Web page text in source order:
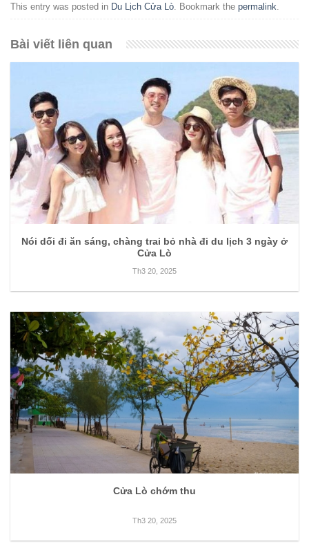
This entry was posted in Du Lịch Cửa Lò . Bookmark the permalink
Bài viết liên quan
Nói dối đi ăn sáng, chàng trai bỏ nhà đi du lịch 3 ngày ở
Cửa Lò
Th3 20, 2025
Cửa Lò chớm thu
Th3 20, 2025